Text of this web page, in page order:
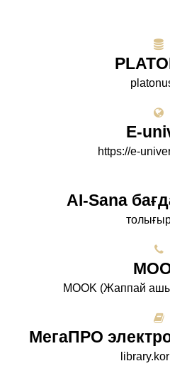
E-
https://e-
AI-Sana
МООK (Жаппай
МегаПРО